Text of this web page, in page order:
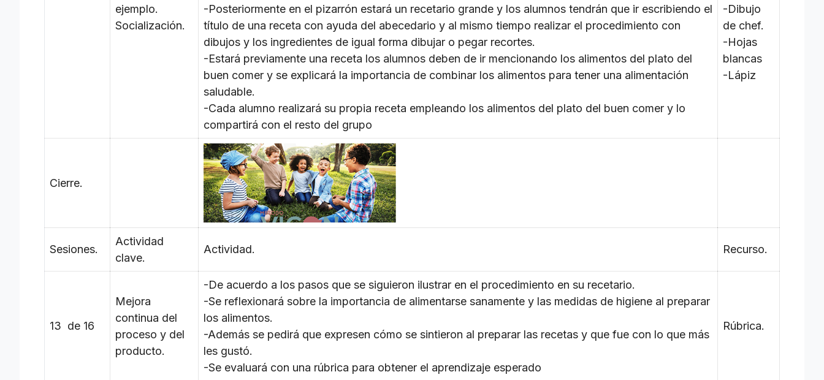
ejemplo.
Socialización.
-Posteriormente en el pizarrón estará un recetario grande y los alumnos tendrán que ir escribiendo el
título de una receta con ayuda del abecedario y al mismo tiempo realizar el procedimiento con
dibujos y los ingredientes de igual forma dibujar o pegar recortes.
-Estará previamente una receta los alumnos deben de ir mencionando los alimentos del plato del
buen comer y se explicará la importancia de combinar los alimentos para tener una alimentación
saludable.
-Cada alumno realizará su propia receta empleando los alimentos del plato del buen comer y lo
compartirá con el resto del grupo
-Dibujo
de chef.
-Hojas
blancas
-Lápiz
Cierre.
Sesiones.
Actividad
clave.
Actividad. Recurso.
13 de 16
Mejora
continua del
proceso y del
producto.
-De acuerdo a los pasos que se siguieron ilustrar en el procedimiento en su recetario.
-Se reflexionará sobre la importancia de alimentarse sanamente y las medidas de higiene al preparar
los alimentos.
-Además se pedirá que expresen cómo se sintieron al preparar las recetas y que fue con lo que más
les gustó.
-Se evaluará con una rúbrica para obtener el aprendizaje esperado
Rúbrica.